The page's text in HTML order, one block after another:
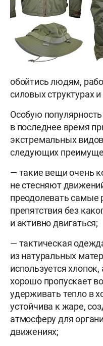
обойтись людям,
силовых структурах
Особую
в последнее время
экстремальных
следующих
— такие вещи очень
не стесняют
преодолевать самые
препятствия без
и активно двигаться;
— тактическая
из натуральных
используется
хорошо пропускает
удерживать тепло в
устойчива к жаре,
атмосферу для
движениях;